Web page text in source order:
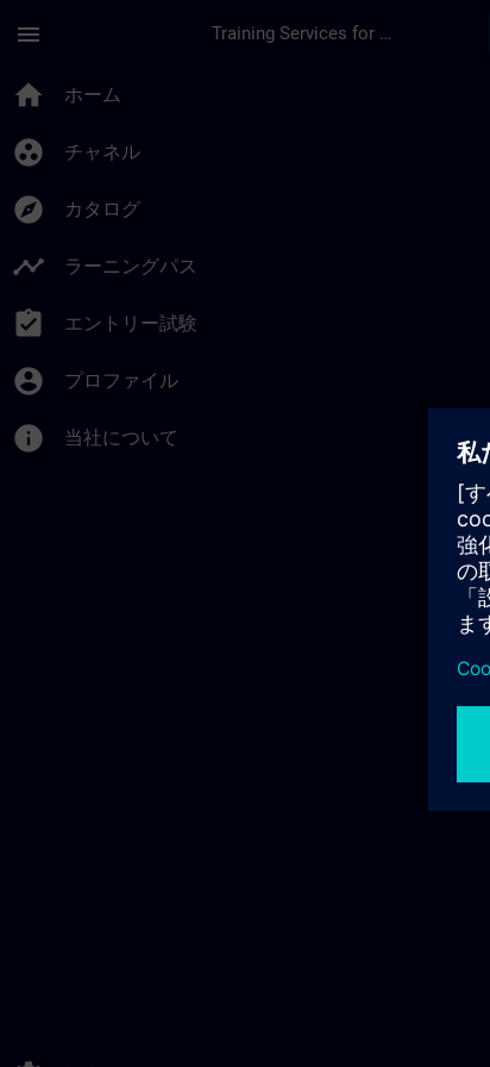
menu Training Services for Digital Industries
home ホーム
group_work チャネル
explore カタログ
timeline ラーニングパス
assignment_turned_in エントリー試験
account_circle プロファイル
info 当社について